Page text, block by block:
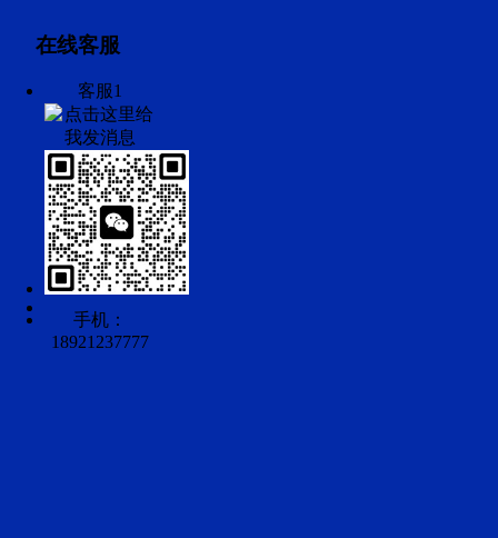
在线客服
客服1
手机：
18921237777